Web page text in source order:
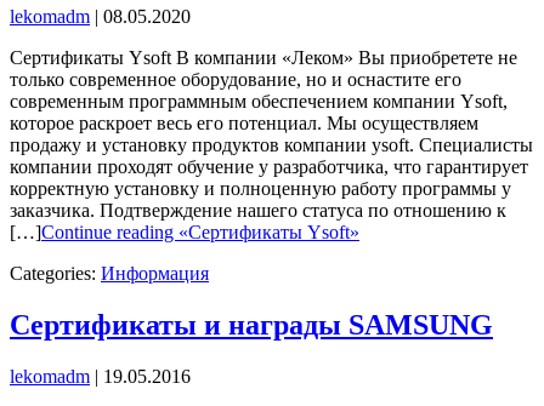
lekomadm | 08.05.2020
Сертификаты Ysoft В компании «Леком» Вы приобретете не
только современное оборудование, но и оснастите его
современным программным обеспечением компании Ysoft,
которое раскроет весь его потенциал. Мы осуществляем
продажу и установку продуктов компании ysoft. Специалисты
компании проходят обучение у разработчика, что гарантирует
корректную установку и полноценную работу программы у
заказчика. Подтверждение нашего статуса по отношению к
[…]Continue reading «Сертификаты Ysoft»
Categories: Информация
Сертификаты и награды SAMSUNG
lekomadm | 19.05.2016